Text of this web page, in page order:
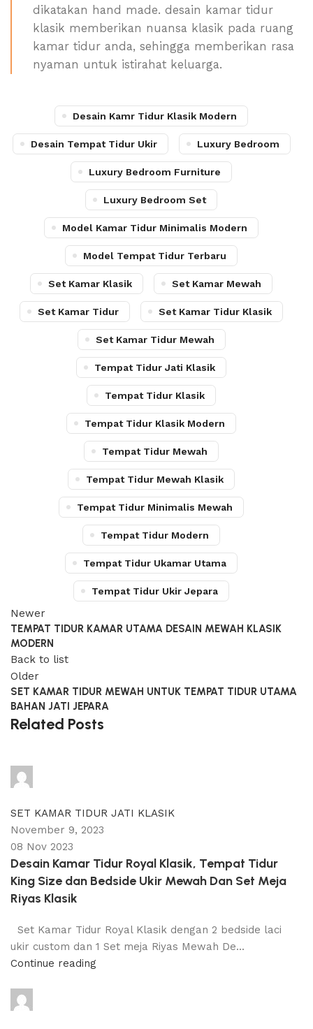
dikatakan hand made. desain kamar tidur
klasik memberikan nuansa klasik pada ruang
kamar tidur anda, sehingga memberikan rasa
nyaman untuk istirahat keluarga.
Desain Kamr Tidur Klasik Modern
Desain Tempat Tidur Ukir Luxury Bedroom
Luxury Bedroom Furniture
Luxury Bedroom Set
Model Kamar Tidur Minimalis Modern
Model Tempat Tidur Terbaru
Set Kamar Klasik Set Kamar Mewah
Set Kamar Tidur Set Kamar Tidur Klasik
Set Kamar Tidur Mewah
Tempat Tidur Jati Klasik
Tempat Tidur Klasik
Tempat Tidur Klasik Modern
Tempat Tidur Mewah
Tempat Tidur Mewah Klasik
Tempat Tidur Minimalis Mewah
Tempat Tidur Modern
Tempat Tidur Ukamar Utama
Tempat Tidur Ukir Jepara
Newer
TEMPAT TIDUR KAMAR UTAMA DESAIN MEWAH KLASIK
MODERN
Back to list
Older
SET KAMAR TIDUR MEWAH UNTUK TEMPAT TIDUR UTAMA
BAHAN JATI JEPARA
Related Posts
SET KAMAR TIDUR JATI KLASIK
November 9, 2023
08 Nov 2023
Desain Kamar Tidur Royal Klasik, Tempat Tidur
King Size dan Bedside Ukir Mewah Dan Set Meja
Riyas Klasik
Set Kamar Tidur Royal Klasik dengan 2 bedside laci
ukir custom dan 1 Set meja Riyas Mewah De...
Continue reading